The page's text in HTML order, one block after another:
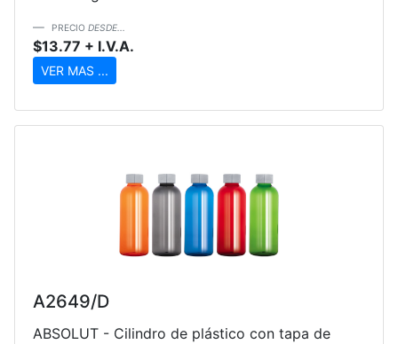
PRECIO DESDE...
$13.77 + I.V.A.
VER MAS ...
A2649/D
ABSOLUT - Cilindro de plástico con tapa de